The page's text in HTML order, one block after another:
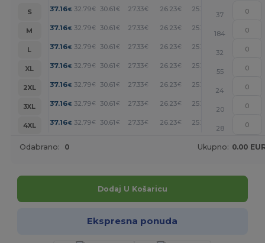
S 37.16€ 32.79€ 30.61€ 27.33€ 26.23€ 25.15 +
37
M
37.16€ 32.79€ 30.61€ 27.33€ 26.23€ 25.15 +
184
L
37.16€ 32.79€ 30.61€ 27.33€ 26.23€ 25.15 +
32
XL
37.16€ 32.79€ 30.61€ 27.33€ 26.23€ 25.15 +
55
2XL
37.16€ 32.79€ 30.61€ 27.33€ 26.23€ 25.15 +
24
3XL
37.16€ 32.79€ 30.61€ 27.33€ 26.23€ 25.15 +
20
4XL
37.16€ 32.79€ 30.61€ 27.33€ 26.23€ 25.15 +
28
Odabrano: 0 Ukupno: 0.00
Dodaj U Košaricu
Ekspresna ponuda